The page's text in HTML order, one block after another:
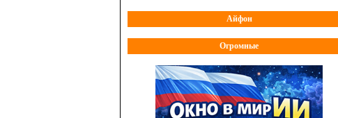
Айфон
Огромные